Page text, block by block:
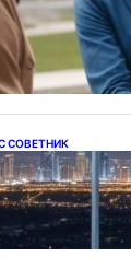
на
у
СОВЕТНИК
в